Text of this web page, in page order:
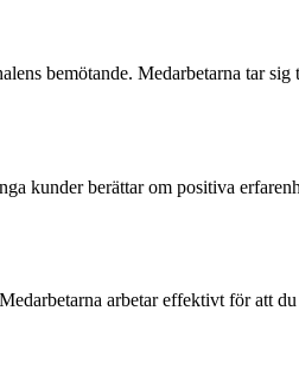
bemötande. Medarbetarna tar
kunder berättar om positiva
arbetar effektivt för att